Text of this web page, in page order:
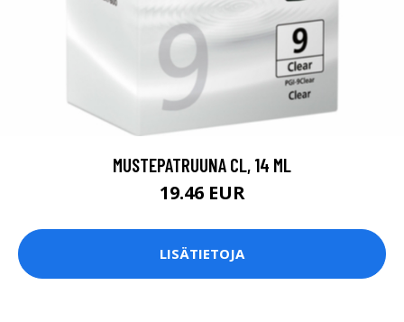
MUSTEPATRUUNA CL, 14 ML
19.46 EUR
LISÄTIETOJA